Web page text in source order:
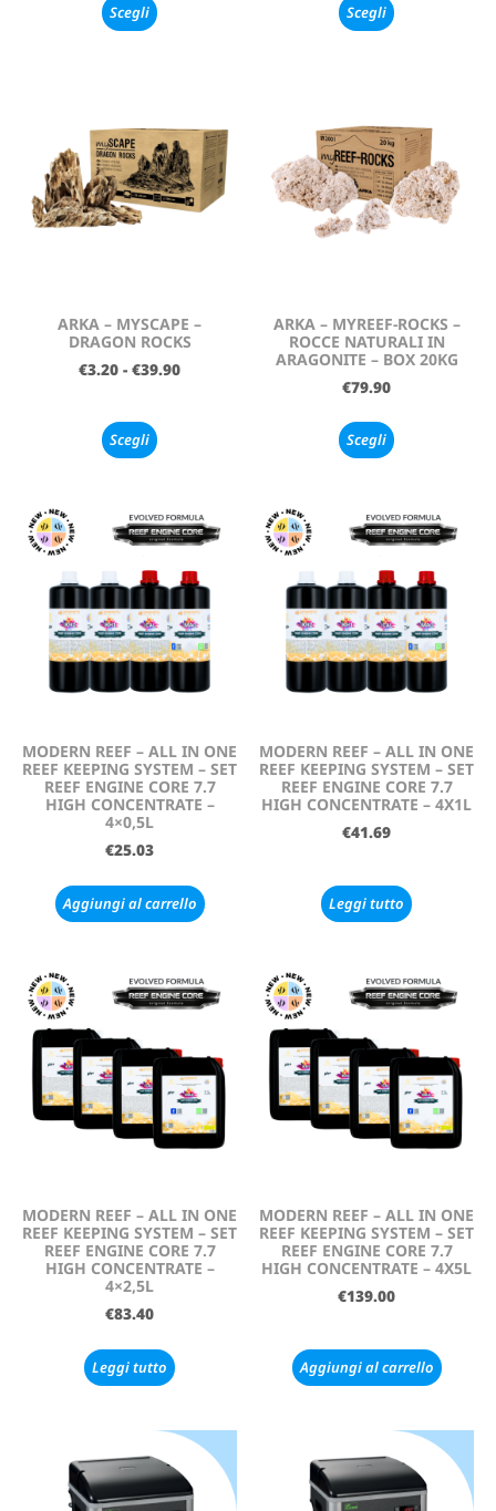
Scegli Scegli
ARKA – MYSCAPE –
DRAGON ROCKS
€3.20 - €39.90
Scegli
ARKA – MYREEF-ROCKS –
ROCCE NATURALI IN
ARAGONITE – BOX 20KG
€79.90
Scegli
MODERN REEF – ALL IN ONE
REEF KEEPING SYSTEM – SET
REEF ENGINE CORE 7.7
HIGH CONCENTRATE –
4×0,5L
€25.03
Aggiungi al carrello
MODERN REEF – ALL IN ONE
REEF KEEPING SYSTEM – SET
REEF ENGINE CORE 7.7
HIGH CONCENTRATE – 4X1L
€41.69
Leggi tutto
MODERN REEF – ALL IN ONE
REEF KEEPING SYSTEM – SET
REEF ENGINE CORE 7.7
HIGH CONCENTRATE –
4×2,5L
€83.40
Leggi tutto
MODERN REEF – ALL IN ONE
REEF KEEPING SYSTEM – SET
REEF ENGINE CORE 7.7
HIGH CONCENTRATE – 4X5L
€139.00
Aggiungi al carrello